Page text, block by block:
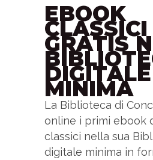
EBOOK
CLASSICI
GRATIS
DIGITALE
MINIMA
La Biblioteca di
online i primi ebook
classici nella sua
digitale minima in